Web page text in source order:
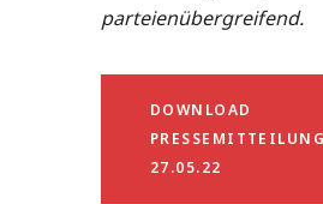
parteienübergreifend.
DOWNLOAD
PRESSEMITTEILUNG
27.05.22